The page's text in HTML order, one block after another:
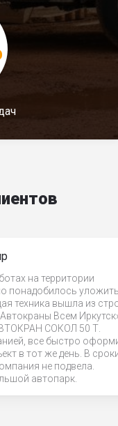
на территории
понадобилось
техника вышла из
Всем
СОКОЛ 50 Т.
все быстро
в тот же день. В
не подвела.
автопарк.